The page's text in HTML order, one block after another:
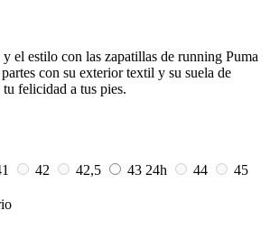
el estilo con las zapatillas de running Puma
con su exterior textil y su suela de
felicidad a tus pies.
42 42,5 43 24h 44
45